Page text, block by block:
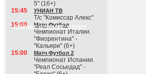
5" (16+)
15:45
УНИАН ТВ
Т/с "Комиссар Алекс"
СЕЙЧАС В ЭФИРЕ: СПОРТ
15:00 Матч Футбол
Чемпионат Италии.
"Фиорентина" -
"Кальяри" (6+)
15:00
Матч Футбол 2
Чемпионат Испании.
"Реал Сосьедад" -